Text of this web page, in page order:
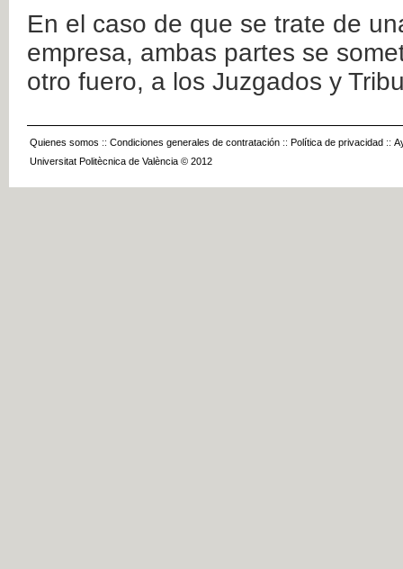
En el caso de que se trate de
empresa, ambas partes se
otro fuero, a los Juzgados y
Quienes somos :: Condiciones generales de contratación :: Política de privacidad ::
Universitat Politècnica de València © 2012